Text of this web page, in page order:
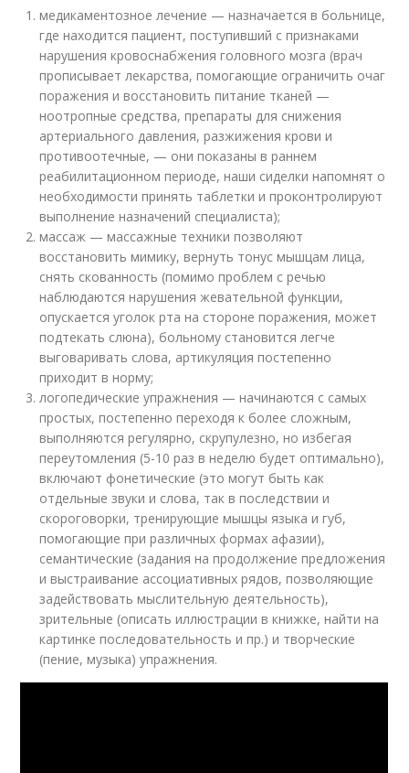
медикаментозное лечение — назначается в больнице,
где находится пациент, поступивший с признаками
нарушения кровоснабжения головного мозга (врач
прописывает лекарства, помогающие ограничить очаг
поражения и восстановить питание тканей —
ноотропные средства, препараты для снижения
артериального давления, разжижения крови и
противоотечные, — они показаны в раннем
реабилитационном периоде, наши сиделки напомнят о
необходимости принять таблетки и проконтролируют
выполнение назначений специалиста);
массаж — массажные техники позволяют
восстановить мимику, вернуть тонус мышцам лица,
снять скованность (помимо проблем с речью
наблюдаются нарушения жевательной функции,
опускается уголок рта на стороне поражения, может
подтекать слюна), больному становится легче
выговаривать слова, артикуляция постепенно
приходит в норму;
логопедические упражнения — начинаются с самых
простых, постепенно переходя к более сложным,
выполняются регулярно, скрупулезно, но избегая
переутомления (5-10 раз в неделю будет оптимально),
включают фонетические (это могут быть как
отдельные звуки и слова, так в последствии и
скороговорки, тренирующие мышцы языка и губ,
помогающие при различных формах афазии),
семантические (задания на продолжение предложения
и выстраивание ассоциативных рядов, позволяющие
задействовать мыслительную деятельность),
зрительные (описать иллюстрации в книжке, найти на
картинке последовательность и пр.) и творческие
(пение, музыка) упражнения.